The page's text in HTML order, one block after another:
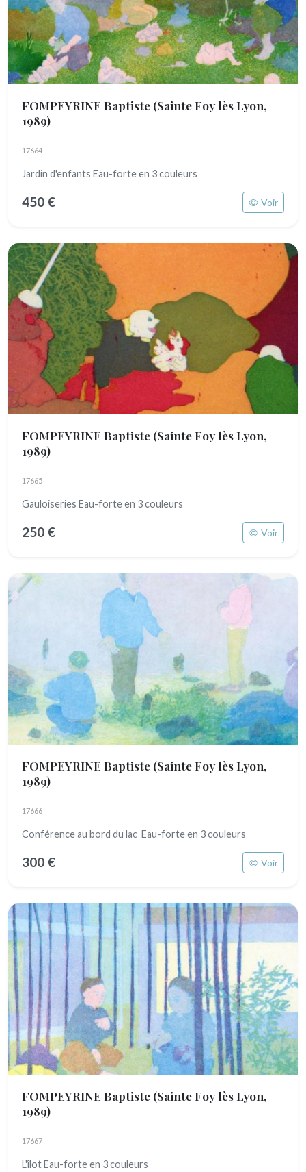
FOMPEYRINE Baptiste (Sainte Foy lès Lyon,
1989)
17664
Jardin d'enfants Eau-forte en 3 couleurs
450 € Voir
FOMPEYRINE Baptiste (Sainte Foy lès Lyon,
1989)
17665
Gauloiseries Eau-forte en 3 couleurs
250 € Voir
FOMPEYRINE Baptiste (Sainte Foy lès Lyon,
1989)
17666
Conférence au bord du lac Eau-forte en 3 couleurs
300 € Voir
FOMPEYRINE Baptiste (Sainte Foy lès Lyon,
1989)
17667
L'îlot Eau-forte en 3 couleurs